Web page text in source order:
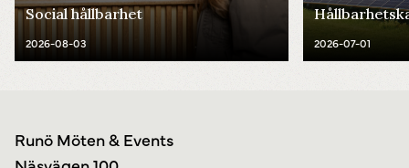
Social hållbarhet
2026-08-03 2026-07-01
Runö Möten & Events